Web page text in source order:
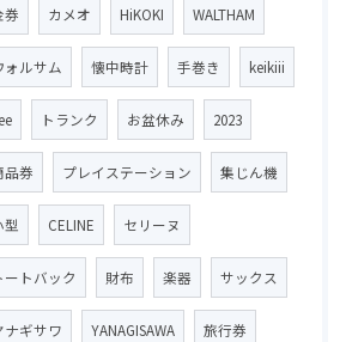
券 カメオ HiKOKI WALTHAM
ォルサム 懐中時計 手巻き keikiii
トランク お盆休み 2023
品券 プレイステーション 集じん機
型 CELINE セリーヌ
ートバック 財布 楽器 サックス
ナギサワ YANAGISAWA 旅行券